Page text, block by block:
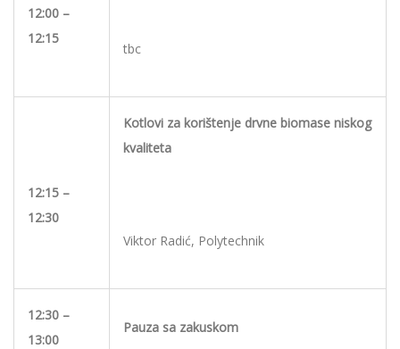
12:00 –
12:15
tbc
12:15 –
12:30
Kotlovi za korištenje drvne biomase niskog
kvaliteta
Viktor Radić, Polytechnik
12:30 –
13:00
Pauza sa zakuskom